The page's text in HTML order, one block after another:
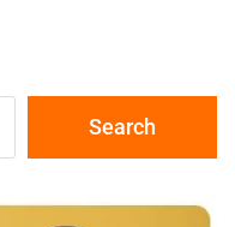
Search